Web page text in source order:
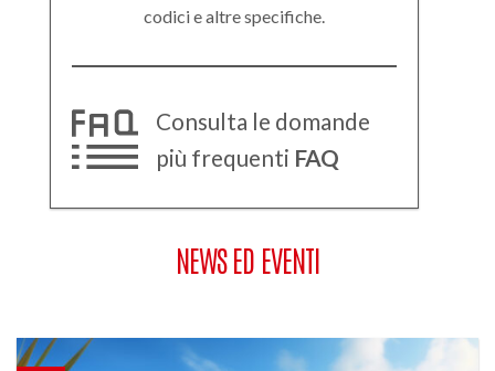
codici e altre specifiche.
Consulta le domande
più frequenti FAQ
NEWS ED EVENTI